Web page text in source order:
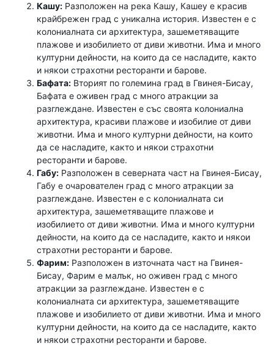
Кашу: Разположен на река Кашу, Кашеу е красив
крайбрежен град с уникална история. Известен е с
колониалната си архитектура, зашеметяващите
плажове и изобилието от диви животни. Има и много
културни дейности, на които да се насладите, както
и някои страхотни ресторанти и барове.
Бафата: Вторият по големина град в Гвинея-Бисау,
Бафата е оживен град с много атракции за
разглеждане. Известен е със своята колониална
архитектура, красиви плажове и изобилие от диви
животни. Има и много културни дейности, на които
да се насладите, както и някои страхотни
ресторанти и барове.
Габу: Разположен в северната част на Гвинея-Бисау,
Габу е очарователен град с много атракции за
разглеждане. Известен е с колониалната си
архитектура, зашеметяващите плажове и
изобилието от диви животни. Има и много културни
дейности, на които да се насладите, както и някои
страхотни ресторанти и барове.
Фарим: Разположен в източната част на Гвинея-
Бисау, Фарим е малък, но оживен град с много
атракции за разглеждане. Известен е с
колониалната си архитектура, зашеметяващите
плажове и изобилието от диви животни. Има и много
културни дейности, на които да се насладите, както
и някои страхотни ресторанти и барове.